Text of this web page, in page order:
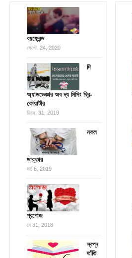
বয়ফ্রেন্ড
সেপ্টে. 24, 2020
দি
অ্যাডভেঞ্চার অব দ্য মিসিং থ্রি-
কোয়ার্টার
ডিসে. 31, 2019
নকল
ডাক্তার
মার্চ 6, 2019
প্রপোজ
মে 31, 2018
স্বপ্ন
তাঁতি